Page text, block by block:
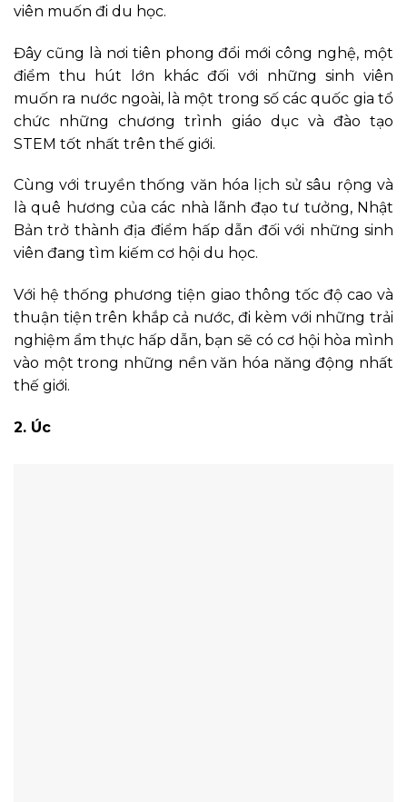
viên muốn đi du học.
Đây cũng là nơi tiên phong đổi mới công nghệ, một
điểm thu hút lớn khác đối với những sinh viên
muốn ra nước ngoài, là một trong số các quốc gia tổ
chức những chương trình giáo dục và đào tạo
STEM tốt nhất trên thế giới.
Cùng với truyền thống văn hóa lịch sử sâu rộng và
là quê hương của các nhà lãnh đạo tư tưởng, Nhật
Bản trở thành địa điểm hấp dẫn đối với những sinh
viên đang tìm kiếm cơ hội du học.
Với hệ thống phương tiện giao thông tốc độ cao và
thuận tiện trên khắp cả nước, đi kèm với những trải
nghiệm ẩm thực hấp dẫn, bạn sẽ có cơ hội hòa mình
vào một trong những nền văn hóa năng động nhất
thế giới.
2. Úc